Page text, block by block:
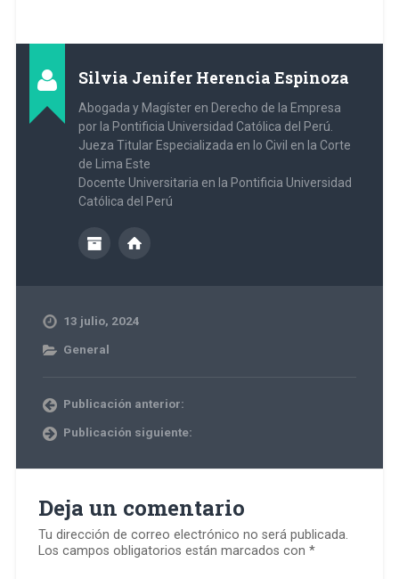
Silvia Jenifer Herencia Espinoza
Abogada y Magíster en Derecho de la Empresa
por la Pontificia Universidad Católica del Perú.
Jueza Titular Especializada en lo Civil en la Corte
de Lima Este
Docente Universitaria en la Pontificia Universidad
Católica del Perú
13 julio, 2024
General
Publicación anterior:
Publicación siguiente:
Deja un comentario
Tu dirección de correo electrónico no será publicada.
Los campos obligatorios están marcados con *